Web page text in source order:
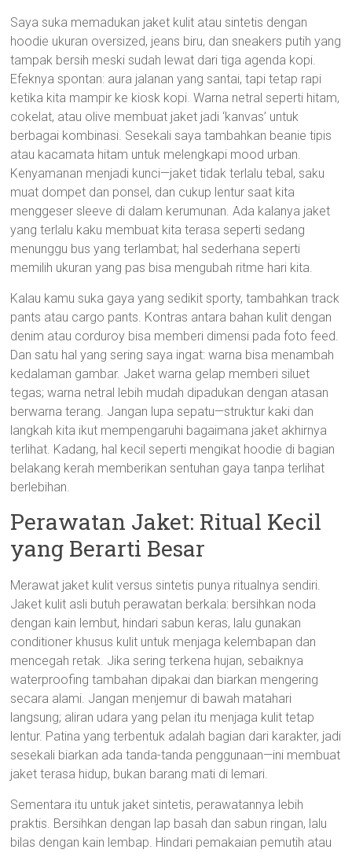
Saya suka memadukan jaket kulit atau sintetis dengan
hoodie ukuran oversized, jeans biru, dan sneakers putih yang
tampak bersih meski sudah lewat dari tiga agenda kopi.
Efeknya spontan: aura jalanan yang santai, tapi tetap rapi
ketika kita mampir ke kiosk kopi. Warna netral seperti hitam,
cokelat, atau olive membuat jaket jadi ‘kanvas’ untuk
berbagai kombinasi. Sesekali saya tambahkan beanie tipis
atau kacamata hitam untuk melengkapi mood urban.
Kenyamanan menjadi kunci—jaket tidak terlalu tebal, saku
muat dompet dan ponsel, dan cukup lentur saat kita
menggeser sleeve di dalam kerumunan. Ada kalanya jaket
yang terlalu kaku membuat kita terasa seperti sedang
menunggu bus yang terlambat; hal sederhana seperti
memilih ukuran yang pas bisa mengubah ritme hari kita.
Kalau kamu suka gaya yang sedikit sporty, tambahkan track
pants atau cargo pants. Kontras antara bahan kulit dengan
denim atau corduroy bisa memberi dimensi pada foto feed.
Dan satu hal yang sering saya ingat: warna bisa menambah
kedalaman gambar. Jaket warna gelap memberi siluet
tegas; warna netral lebih mudah dipadukan dengan atasan
berwarna terang. Jangan lupa sepatu—struktur kaki dan
langkah kita ikut mempengaruhi bagaimana jaket akhirnya
terlihat. Kadang, hal kecil seperti mengikat hoodie di bagian
belakang kerah memberikan sentuhan gaya tanpa terlihat
berlebihan.
Perawatan Jaket: Ritual Kecil
yang Berarti Besar
Merawat jaket kulit versus sintetis punya ritualnya sendiri.
Jaket kulit asli butuh perawatan berkala: bersihkan noda
dengan kain lembut, hindari sabun keras, lalu gunakan
conditioner khusus kulit untuk menjaga kelembapan dan
mencegah retak. Jika sering terkena hujan, sebaiknya
waterproofing tambahan dipakai dan biarkan mengering
secara alami. Jangan menjemur di bawah matahari
langsung; aliran udara yang pelan itu menjaga kulit tetap
lentur. Patina yang terbentuk adalah bagian dari karakter, jadi
sesekali biarkan ada tanda-tanda penggunaan—ini membuat
jaket terasa hidup, bukan barang mati di lemari.
Sementara itu untuk jaket sintetis, perawatannya lebih
praktis. Bersihkan dengan lap basah dan sabun ringan, lalu
bilas dengan kain lembap. Hindari pemakaian pemutih atau